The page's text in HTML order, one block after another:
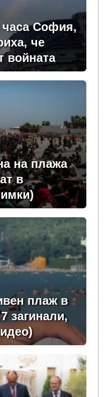
часа София,
че
войната
на плажа
в
плаж в
загинали,